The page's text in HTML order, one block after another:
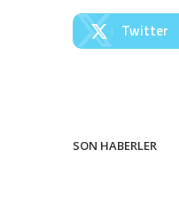
Twitter
SON HABERLER